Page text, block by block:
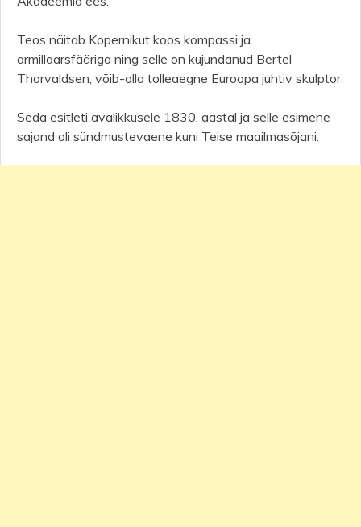
Teos näitab Kopernikut koos kompassi ja
armillaarsfääriga ning selle on kujundanud Bertel
Thorvaldsen, võib-olla tolleaegne Euroopa juhtiv skulptor.
Seda esitleti avalikkusele 1830. aastal ja selle esimene
sajand oli sündmustevaene kuni Teise maailmasõjani.